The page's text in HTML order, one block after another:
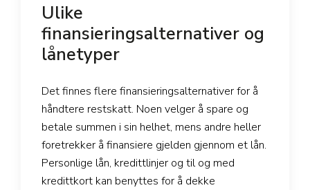
Ulike
finansieringsalternativer og
lånetyper
Det finnes flere finansieringsalternativer for å
håndtere restskatt. Noen velger å spare og
betale summen i sin helhet, mens andre heller
foretrekker å finansiere gjelden gjennom et lån.
Personlige lån, kredittlinjer og til og med
kredittkort kan benyttes for å dekke